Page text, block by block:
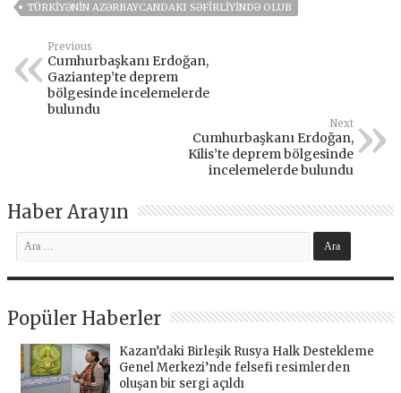
TÜRKIYƏNIN AZƏRBAYCANDAKI SƏFIRLIYINDƏ OLUB
Previous
Cumhurbaşkanı Erdoğan,
Gaziantep’te deprem
bölgesinde incelemelerde
bulundu
Next
Cumhurbaşkanı Erdoğan,
Kilis’te deprem bölgesinde
incelemelerde bulundu
Haber Arayın
Popüler Haberler
Kazan’daki Birleşik Rusya Halk Destekleme
Genel Merkezi’nde felsefi resimlerden
oluşan bir sergi açıldı